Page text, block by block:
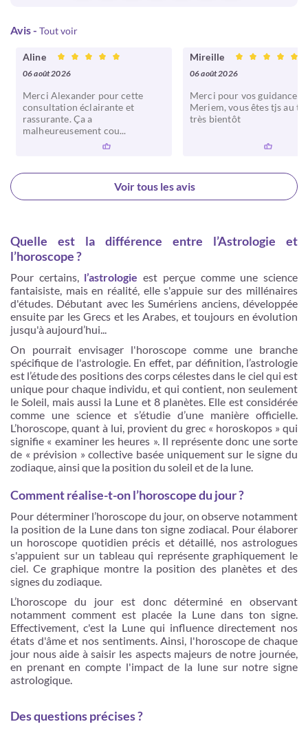
Avis- Tout voir
Aline
06 août 2026
Merci Alexander pour cette
consultation éclairante et
rassurante. Ça a
malheureusement cou...
Mireille
06 août 2026
Merci pour vos guidances
Meriem, vous êtes tjs au
très bientôt
Voir tous les avis
Quelle est la différence entre l’Astrologie et
l’horoscope ?
Pour certains, l’astrologie est perçue comme une science
fantaisiste, mais en réalité, elle s'appuie sur des millénaires
d'études. Débutant avec les Sumériens anciens, développée
ensuite par les Grecs et les Arabes, et toujours en évolution
jusqu'à aujourd’hui...
On pourrait envisager l'horoscope comme une branche
spécifique de l'astrologie. En effet, par définition, l’astrologie
est l’étude des positions des corps célestes dans le ciel qui est
unique pour chaque individu, et qui contient, non seulement
le Soleil, mais aussi la Lune et 8 planètes. Elle est considérée
comme une science et s’étudie d’une manière officielle.
L’horoscope, quant à lui, provient du grec « horoskopos » qui
signifie « examiner les heures ». Il représente donc une sorte
de « prévision » collective basée uniquement sur le signe du
zodiaque, ainsi que la position du soleil et de la lune.
Comment réalise-t-on l’horoscope du jour ?
Pour déterminer l’horoscope du jour, on observe notamment
la position de la Lune dans ton signe zodiacal. Pour élaborer
un horoscope quotidien précis et détaillé, nos astrologues
s'appuient sur un tableau qui représente graphiquement le
ciel. Ce graphique montre la position des planètes et des
signes du zodiaque.
L’horoscope du jour est donc déterminé en observant
notamment comment est placée la Lune dans ton signe.
Effectivement, c'est la Lune qui influence directement nos
états d'âme et nos sentiments. Ainsi, l'horoscope de chaque
jour nous aide à saisir les aspects majeurs de notre journée,
en prenant en compte l'impact de la lune sur notre signe
astrologique.
Des questions précises ?